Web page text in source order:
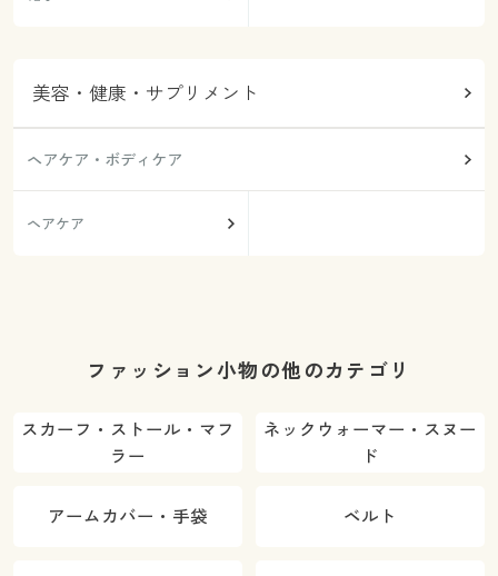
美容・健康・サプリメント
ヘアケア・ボディケア
ヘアケア
ファッション小物の他のカテゴリ
スカーフ・ストール・マフ
ラー
ネックウォーマー・スヌー
ド
アームカバー・手袋 ベルト